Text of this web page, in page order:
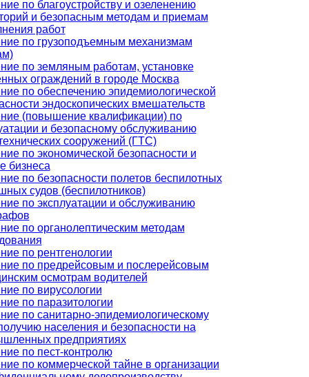
по благоустройству и озеленению
и безопасным методам и приемам
работ
по грузоподъемным механизмам
по земляным работам, установке
ограждений в городе Москва
по обеспечению эпидемиологической
эндоскопических вмешательств
(повышение квалификации) по
и безопасному обслуживанию
сооружений (ГТС)
по экономической безопасности и
бизнеса
по безопасности полетов беспилотных
судов (беспилотников)
по эксплуатации и обслуживанию
по органолептическим методам
по рентгенологии
по предрейсовым и послерейсовым
осмотрам водителей
по вирусологии
по паразитологии
по санитарно-эпидемиологическому
населения и безопасности на
предприятиях
по пест-контролю
по коммерческой тайне в организации